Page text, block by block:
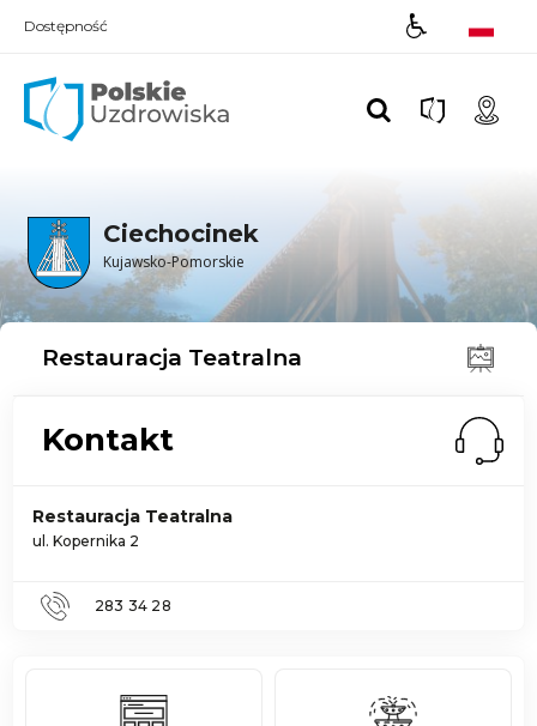
Dostępność
Ciechocinek
Kujawsko-Pomorskie
Restauracja Teatralna
Kontakt
Restauracja Teatralna
ul. Kopernika 2
283 34 28